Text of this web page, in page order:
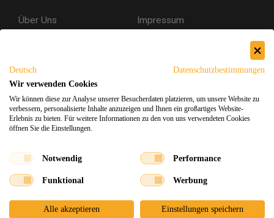
Über Uns
Impressum
Sicheres Einkaufen
Souq Dukkan 2026 Designx Entwicklung
Deutsch
Datenschutzbestimmungen
Wir verwenden Cookies
Wir können diese zur Analyse unserer Besucherdaten platzieren, um unsere Website zu
verbessern, personalisierte Inhalte anzuzeigen und Ihnen ein großartiges Website-
Erlebnis zu bieten. Für weitere Informationen zu den von uns verwendeten Cookies
öffnen Sie die Einstellungen.
Notwendig Performance
Funktional Werbung
Alle akzeptieren Einstellungen speichern